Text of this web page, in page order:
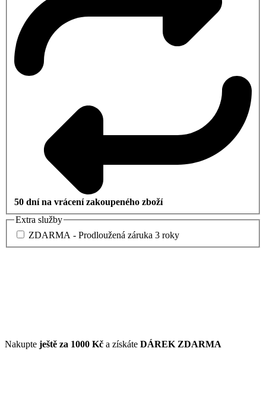
50 dní na vrácení zakoupeného zboží
Extra služby
ZDARMA - Prodloužená záruka 3 roky
Nakupte ještě za 1000 Kč a získáte DÁREK ZDARMA